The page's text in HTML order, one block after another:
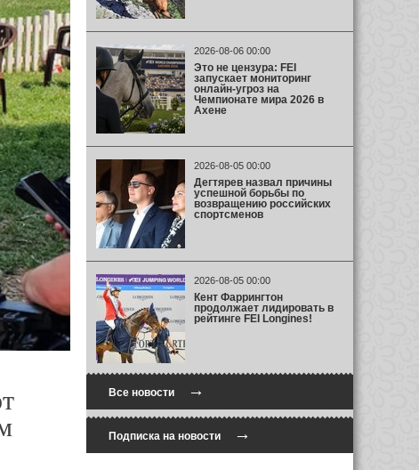
2026-08-06 00:00
Это не цензура: FEI
запускает мониторинг
онлайн-угроз на
Чемпионате мира 2026 в
Ахене
2026-08-05 00:00
Дегтярев назвал причины
успешной борьбы по
возвращению российских
спортсменов
2026-08-05 00:00
Кент Фаррингтон
продолжает лидировать в
рейтинге FEI Longines!
Все новости→
Подписка на новости→